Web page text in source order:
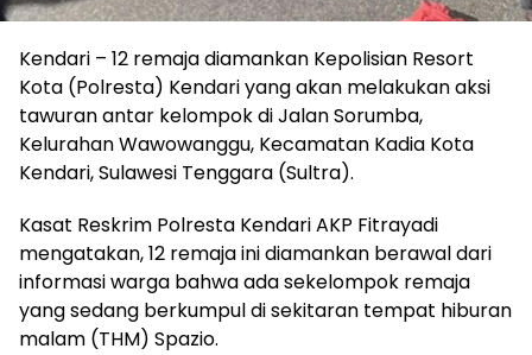
Kendari – 12 remaja diamankan Kepolisian Resort
Kota (Polresta) Kendari yang akan melakukan aksi
tawuran antar kelompok di Jalan Sorumba,
Kelurahan Wawowanggu, Kecamatan Kadia Kota
Kendari, Sulawesi Tenggara (Sultra).
Kasat Reskrim Polresta Kendari AKP Fitrayadi
mengatakan, 12 remaja ini diamankan berawal dari
informasi warga bahwa ada sekelompok remaja
yang sedang berkumpul di sekitaran tempat hiburan
malam (THM) Spazio.